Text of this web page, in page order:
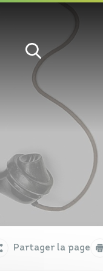
Partager la page